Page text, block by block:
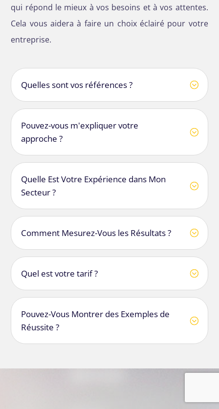
qui répond le mieux à vos besoins et à vos attentes.
Cela vous aidera à faire un choix éclairé pour votre
entreprise.
Quelles sont vos références ?
Pouvez-vous m'expliquer votre
approche ?
Quelle Est Votre Expérience dans Mon
Secteur ?
Comment Mesurez-Vous les Résultats ?
Quel est votre tarif ?
Pouvez-Vous Montrer des Exemples de
Réussite ?